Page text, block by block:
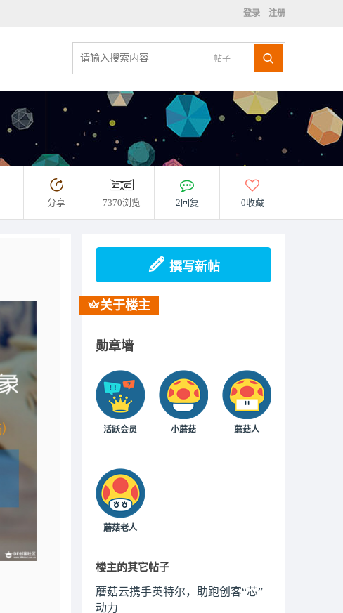
登录 注册
帖子
分享 7370浏览 2回复 0收藏
撰写新帖
关于楼主
勋章墙
活跃会员 小蘑菇 蘑菇人
蘑菇老人
楼主的其它帖子
蘑菇云携手英特尔，助跑创客“芯”
动力